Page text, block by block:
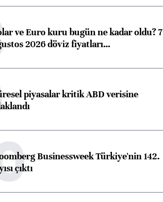
ve Euro kuru bugün ne kadar oldu? 7
2026 döviz fiyatları…
piyasalar kritik ABD verisine
Businessweek Türkiye'nin 142.
çıktı